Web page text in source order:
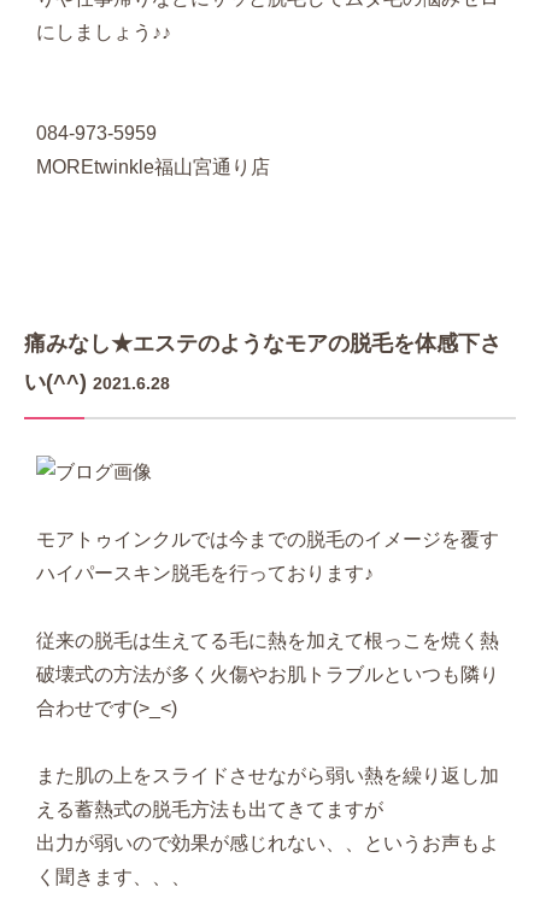
にしましょう♪♪
084-973-5959
MOREtwinkle福山宮通り店
痛みなし★エステのようなモアの脱毛を体感下さ
い(^^) 2021.6.28
モアトゥインクルでは今までの脱毛のイメージを覆す
ハイパースキン脱毛を行っております♪
従来の脱毛は生えてる毛に熱を加えて根っこを焼く熱
破壊式の方法が多く火傷やお肌トラブルといつも隣り
合わせです(>_<)
また肌の上をスライドさせながら弱い熱を繰り返し加
える蓄熱式の脱毛方法も出てきてますが
出力が弱いので効果が感じれない、、というお声もよ
く聞きます、、、